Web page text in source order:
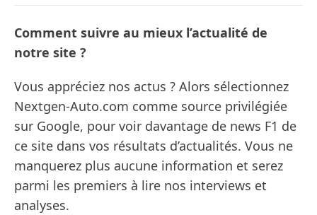
Comment suivre au mieux l’actualité de
notre site ?
Vous appréciez nos actus ? Alors sélectionnez
Nextgen-Auto.com comme source privilégiée
sur Google, pour voir davantage de news F1 de
ce site dans vos résultats d’actualités. Vous ne
manquerez plus aucune information et serez
parmi les premiers à lire nos interviews et
analyses.